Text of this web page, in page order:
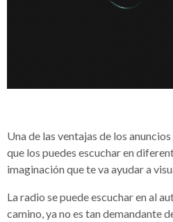
Una de las ventajas de los
que los puedes escuchar en
imaginación que te va ayudar a
La radio se puede escuchar en al
camino, ya no es tan demandante